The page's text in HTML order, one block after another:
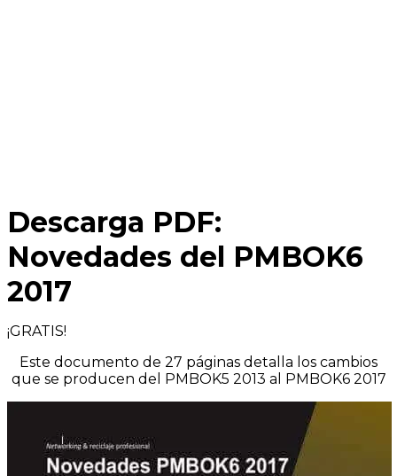
Descarga PDF:
Novedades del PMBOK6
2017
¡GRATIS!
Este documento de 27 páginas detalla los cambios
que se producen del PMBOK5 2013 al PMBOK6 2017